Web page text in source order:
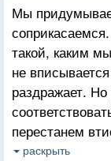
Мы
такой, каким
не
раздражает.
перестанем
раскрыть